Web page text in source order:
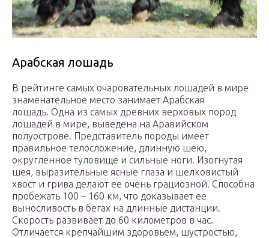
Арабская лошадь
В рейтинге самых очаровательных лошадей в мире
знаменательное место занимает Арабская
лошадь. Одна из самых древних верховых пород
лошадей в мире, выведена на Аравийском
полуострове. Представитель породы имеет
правильное телосложение, длинную шею,
округленное туловище и сильные ноги. Изогнутая
шея, выразительные ясные глаза и шелковистый
хвост и грива делают ее очень грациозной. Способна
пробежать 100 – 160 км, что доказывает ее
выносливость в бегах на длинные дистанции.
Скорость развивает до 60 километров в час.
Отличается крепчайшим здоровьем, шустростью,